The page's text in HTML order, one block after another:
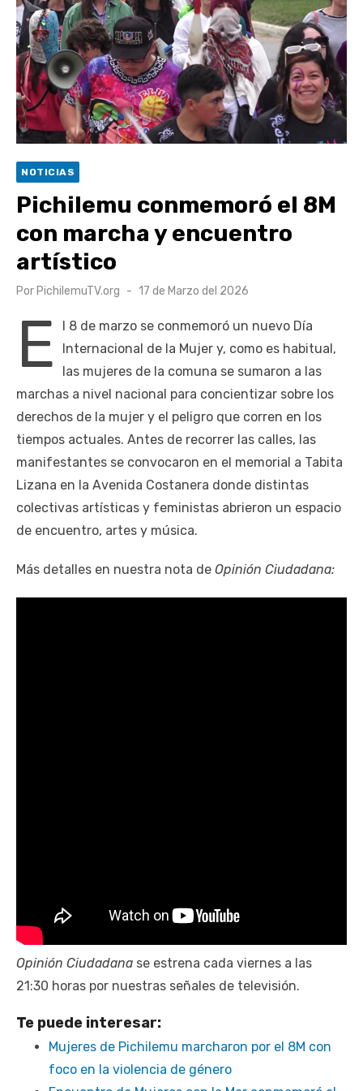
Retrospectiva 2026 | Capítulo 03: lessons on flight – Cecilia
Araneda
Cantor Popular Raúl Acevedo celebra 50 años de carrera en
Pichilemu
Cóctel de Sábado: Sistema frontal en Pichilemu junto al
alcalde Roberto Córdova
esterilización de mascotas
NOTICIAS
Pichilemu conmemoró el 8M
con marcha y encuentro
artístico
Por PichilemuTV.org
Publicado
17 de Marzo del 2026
E
l 8 de marzo se conmemoró un nuevo Día
Internacional de la Mujer y, como es habitual,
las mujeres de la comuna se sumaron a las
marchas a nivel nacional para concientizar sobre los
derechos de la mujer y el peligro que corren en los
tiempos actuales. Antes de recorrer las calles, las
manifestantes se convocaron en el memorial a Tabita
Lizana en la Avenida Costanera donde distintas
colectivas artísticas y feministas abrieron un espacio
de encuentro, artes y música.
Más detalles en nuestra nota de Opinión Ciudadana:
Opinión Ciudadana se estrena cada viernes a las
21:30 horas por nuestras señales de televisión.
Te puede interesar:
Mujeres de Pichilemu marcharon por el 8M con
foco en la violencia de género